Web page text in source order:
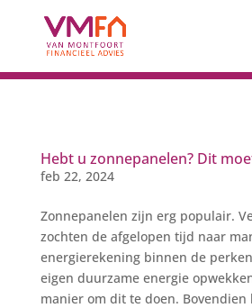
Hebt u zonnepanelen? Dit
feb 22, 2024
Zonnepanelen zijn erg populair.
zochten de afgelopen tijd naar
energierekening binnen de
eigen duurzame energie
manier om dit te doen. Bovendien